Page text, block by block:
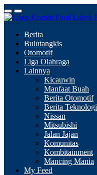
Berita
Bulutangkis
Otomotif
Liga Olahraga
Lainnya
Kicauwin
Manfaat Buah
Berita Otomotif
Berita Teknologi
Nissan
Mitsubishi
Jalan Jajan
Komunitas
Kombitainment
Mancing Mania
My Feed